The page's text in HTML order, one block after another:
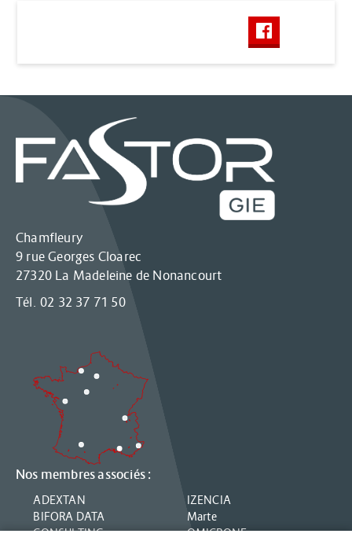
Chamfleury
9 rue Georges Cloarec
27320 La Madeleine de Nonancourt
Tél. 02 32 37 71 50
Nos membres associés :
ADEXTAN
BIFORA DATA
CONSULTING
IZENCIA
Marte
OMICRONE